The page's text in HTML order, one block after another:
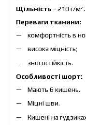
Щільність - 210 г/м².
Переваги тканини:
комфортність в
висока міцність;
зносостійкість.
Особливості шорт:
Мають 6 кишень.
Міцні шви.
Кишені на